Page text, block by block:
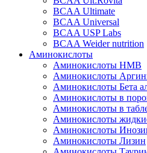
BCAA Ultimate
BCAA Universal
BCAA USP Labs
BCAA Weider nutrition
Аминокислоты
Аминокислоты HMB
Аминокислоты
Аминокислоты Бета
Аминокислоты в
Аминокислоты в
Аминокислоты
Аминокислоты
Аминокислоты Лизин